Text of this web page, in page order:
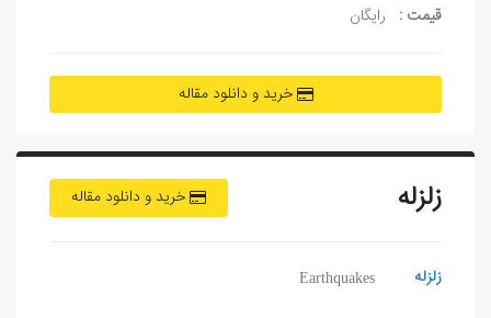
قیمت : رایگان
خرید و دانلود مقاله
خرید و دانلود مقاله زلزله
زلزله Earthquakes